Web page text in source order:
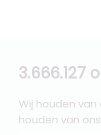
3.666.127
Wij houden
houden van ons